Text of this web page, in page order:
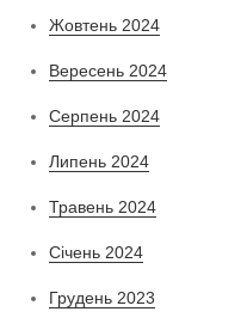
Жовтень 2024
Вересень 2024
Серпень 2024
Липень 2024
Травень 2024
Січень 2024
Грудень 2023